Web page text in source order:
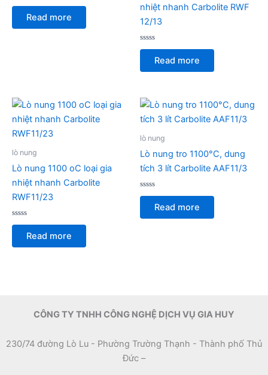
Rated
of
Read more
nhiệt nhanh Carbolite RWF
12/13
Rated
of
Read more
lò nung
Lò nung 1100 oC loại gia
nhiệt nhanh Carbolite
RWF11/23
Rated
of
Read more
lò nung
Lò nung tro 1100°C, dung
tích 3 lít Carbolite AAF11/3
Rated
of
Read more
CÔNG TY TNHH CÔNG NGHỆ DỊCH VỤ GIA HUY
230/74 đường Lò Lu - Phường Trường Thạnh - Thành phố Thủ
Đức –